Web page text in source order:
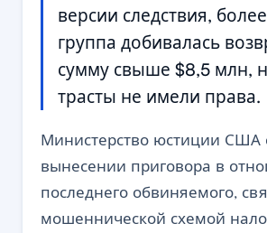
версии следствия,
группа добивалась
сумму свыше $8,5 млн,
трасты не имели права.
Министерство юстиции США
вынесении приговора в
последнего обвиняемого,
мошеннической схемой